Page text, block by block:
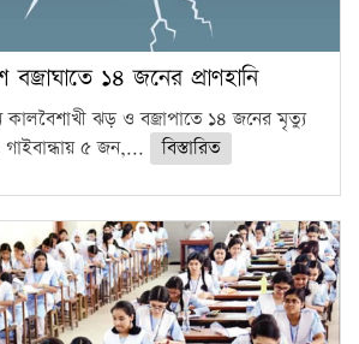
বজ্রাঘাতে ১৪ জনের প্রাণহানি
কালবৈশাখী ঝড় ও বজ্রাপাতে ১৪ জনের মৃত্যু
গাইবান্ধায় ৫ জন,...
বিস্তারিত